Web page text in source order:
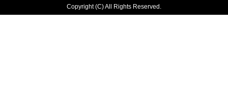
Copyright (C) All Rights Reserved.